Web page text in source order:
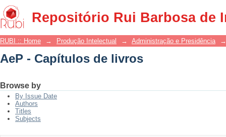
Repositório Rui Barbosa de
AeP - Capítulos de livros
RUBI :: Home → Produção Intelectual → Administração e Presidência →
AeP - Capítulos de livros
Browse by
By Issue Date
Authors
Titles
Subjects